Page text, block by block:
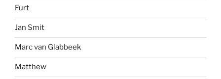
Furt
Jan Smit
Marc van Glabbeek
Matthew